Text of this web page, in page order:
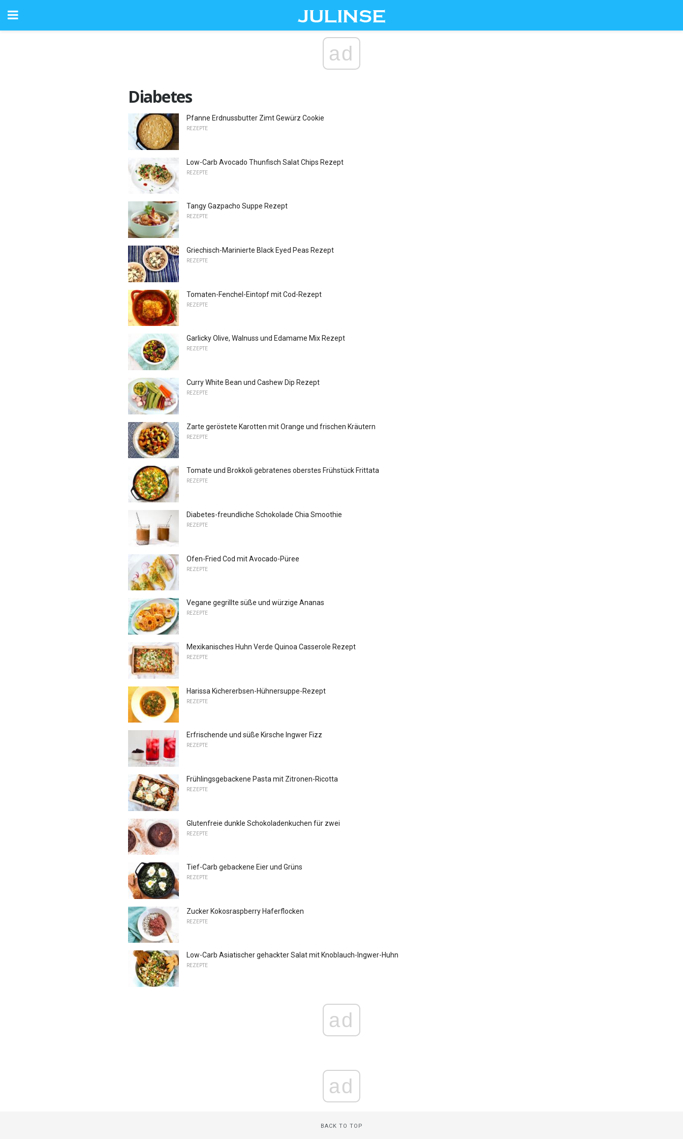
ad
Diabetes
Pfanne Erdnussbutter Zimt Gewürz Cookie
REZEPTE
Low-Carb Avocado Thunfisch Salat Chips Rezept
REZEPTE
Tangy Gazpacho Suppe Rezept
REZEPTE
Griechisch-Marinierte Black Eyed Peas Rezept
REZEPTE
Tomaten-Fenchel-Eintopf mit Cod-Rezept
REZEPTE
Garlicky Olive, Walnuss und Edamame Mix Rezept
REZEPTE
Curry White Bean und Cashew Dip Rezept
REZEPTE
Zarte geröstete Karotten mit Orange und frischen Kräutern
REZEPTE
Tomate und Brokkoli gebratenes oberstes Frühstück Frittata
REZEPTE
Diabetes-freundliche Schokolade Chia Smoothie
REZEPTE
Ofen-Fried Cod mit Avocado-Püree
REZEPTE
Vegane gegrillte süße und würzige Ananas
REZEPTE
Mexikanisches Huhn Verde Quinoa Casserole Rezept
REZEPTE
Harissa Kichererbsen-Hühnersuppe-Rezept
REZEPTE
Erfrischende und süße Kirsche Ingwer Fizz
REZEPTE
Frühlingsgebackene Pasta mit Zitronen-Ricotta
REZEPTE
Glutenfreie dunkle Schokoladenkuchen für zwei
REZEPTE
Tief-Carb gebackene Eier und Grüns
REZEPTE
Zucker Kokosraspberry Haferflocken
REZEPTE
Low-Carb Asiatischer gehackter Salat mit Knoblauch-Ingwer-Huhn
REZEPTE
ad
ad
BACK TO TOP